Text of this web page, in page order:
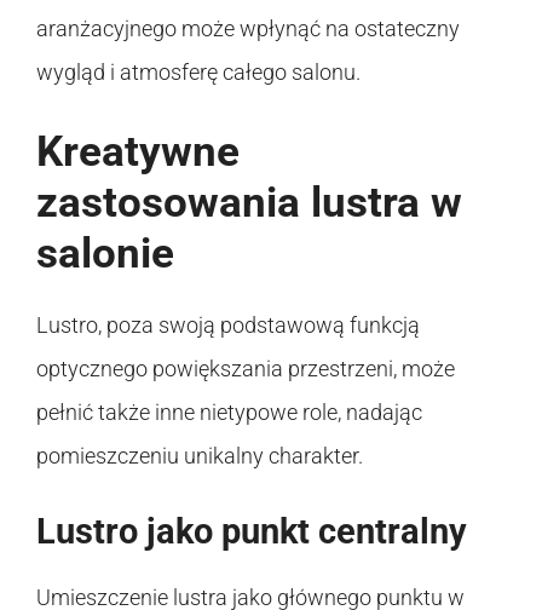
aranżacyjnego może wpłynąć na ostateczny
wygląd i atmosferę całego salonu.
Kreatywne
zastosowania lustra w
salonie
Lustro, poza swoją podstawową funkcją
optycznego powiększania przestrzeni, może
pełnić także inne nietypowe role, nadając
pomieszczeniu unikalny charakter.
Lustro jako punkt centralny
Umieszczenie lustra jako głównego punktu w